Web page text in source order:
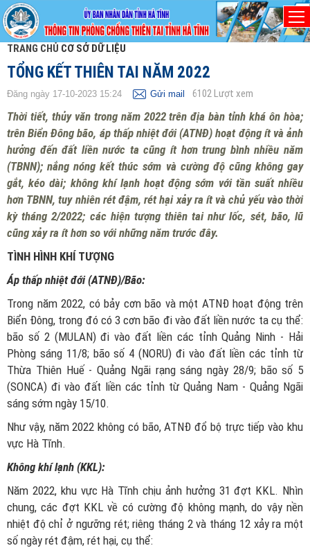
TRANG CHỦ CƠ SỞ DỮ LIỆU
TỔNG KẾT THIÊN TAI NĂM 2022
Đăng ngày 17-10-2023 15:24 Gửi mail 6102Lượt xem
Thời tiết, thủy văn trong năm 2022 trên địa bàn tỉnh khá ôn hòa;
trên Biển Đông bão, áp thấp nhiệt đới (ATNĐ) hoạt động ít và ảnh
hưởng đến đất liền nước ta cũng ít hơn trung bình nhiều năm
(TBNN); nắng nóng kết thúc sớm và cường độ cũng không gay
gắt, kéo dài; không khí lạnh hoạt động sớm với tần suất nhiều
hơn TBNN, tuy nhiên rét đậm, rét hại xảy ra ít và chủ yếu vào thời
kỳ tháng 2/2022; các hiện tượng thiên tai như lốc, sét, bão, lũ
cũng xảy ra ít hơn so với những năm trước đây.
TÌNH HÌNH KHÍ TƯỢNG
Áp thấp nhiệt đới (ATNĐ)/Bão:
Trong năm 2022, có bảy cơn bão và một ATNĐ hoạt động trên
Biển Đông, trong đó có 3 cơn bão đi vào đất liền nước ta cụ thể:
bão số 2 (MULAN) đi vào đất liền các tỉnh Quảng Ninh - Hải
Phòng sáng 11/8; bão số 4 (NORU) đi vào đất liền các tỉnh từ
Thừa Thiên Huế - Quảng Ngãi rạng sáng ngày 28/9; bão số 5
(SONCA) đi vào đất liền các tỉnh từ Quảng Nam - Quảng Ngãi
sáng sớm ngày 15/10.
Như vậy, năm 2022 không có bão, ATNĐ đổ bộ trực tiếp vào khu
vực Hà Tĩnh.
Không khí lạnh (KKL):
Năm 2022, khu vực Hà Tĩnh chịu ảnh hưởng 31 đợt KKL. Nhìn
chung, các đợt KKL về có cường độ không mạnh, do vậy nền
nhiệt độ chỉ ở ngưỡng rét; riêng tháng 2 và tháng 12 xảy ra một
số ngày rét đậm, rét hại, cụ thể: